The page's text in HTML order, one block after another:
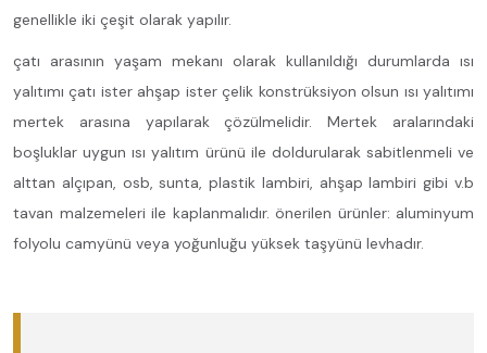
genellikle iki çeşit olarak yapılır.
çatı arasının yaşam mekanı olarak kullanıldığı durumlarda ısı
yalıtımı çatı ister ahşap ister çelik konstrüksiyon olsun ısı yalıtımı
mertek arasına yapılarak çözülmelidir. Mertek aralarındaki
boşluklar uygun ısı yalıtım ürünü ile doldurularak sabitlenmeli ve
alttan alçıpan, osb, sunta, plastik lambiri, ahşap lambiri gibi v.b
tavan malzemeleri ile kaplanmalıdır. önerilen ürünler: aluminyum
folyolu camyünü veya yoğunluğu yüksek taşyünü levhadır.